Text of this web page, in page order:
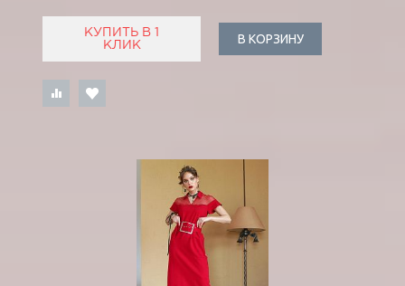
КУПИТЬ В 1
КЛИК
В КОРЗИНУ